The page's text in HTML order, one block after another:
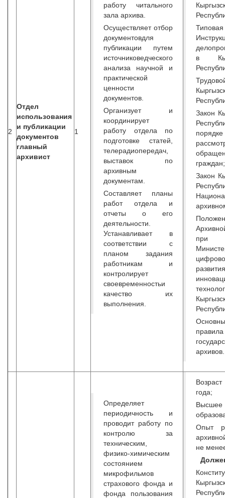
2
Отдел
использования
и публикации
документов
главный
архивист
1
работу читального
зала архива.
Осуществляет отбор
документовдля
публикации путем
источниковедческого
анализа научной и
практической
ценности
документов.
Организует и
координирует
работу отдела по
подготовке статей,
телерадиопередач,
выставок по
архивным
документам.
Составляет планы
работ отдела и
отчеты о его
деятельности.
Устанавливает в
соответствии с
планом задания
работникам и
контролирует
своевременностьи
качество их
выполнения.
Типовая
в
Закон
порядке
граждан;
Закон
при
архивов.
Определяет
периодичность и
проводит работу по
контролю за
техническим,
физико-химическим
состоянием
микрофильмов
страхового фонда и
фонда пользования
года;
Высшее
Опыт
не